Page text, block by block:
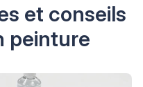
et conseils
peinture